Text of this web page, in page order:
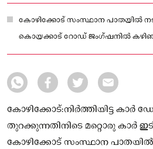
കോഴിക്കോട് സംസ്ഥാന പാതയില്‍
കൊയക്കാട് റോഡ് ജംഗ്ഷനില്‍
11ഓടെയാണ് അപകടമുണ്ടായത്
കോഴിക്കോട്:നിര്‍ത്തിയിട്ട കാര്‍
തുറക്കുന്നതിനിടെ മറ്റൊരു കാര്‍
കോഴിക്കോട് സംസ്ഥാന